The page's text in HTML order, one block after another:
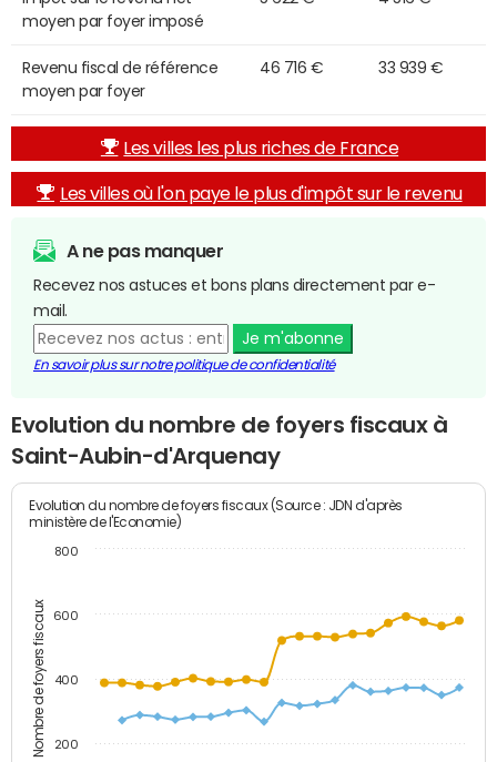
moyen par foyer imposé
Revenu fiscal de référence
moyen par foyer
46 716 € 33 939 €
Les villes les plus riches de France
Les villes où l'on paye le plus d'impôt sur le revenu
A ne pas manquer
Recevez nos astuces et bons plans directement par e-
mail.
Je m'abonne
En savoir plus sur notre politique de confidentialité
Evolution du nombre de foyers fiscaux à
Saint-Aubin-d'Arquenay
Nombre de foyers fiscaux
Evolution du nombre de foyers fiscaux (Source : JDN d'après
ministère de l'Economie)
200
400
600
800